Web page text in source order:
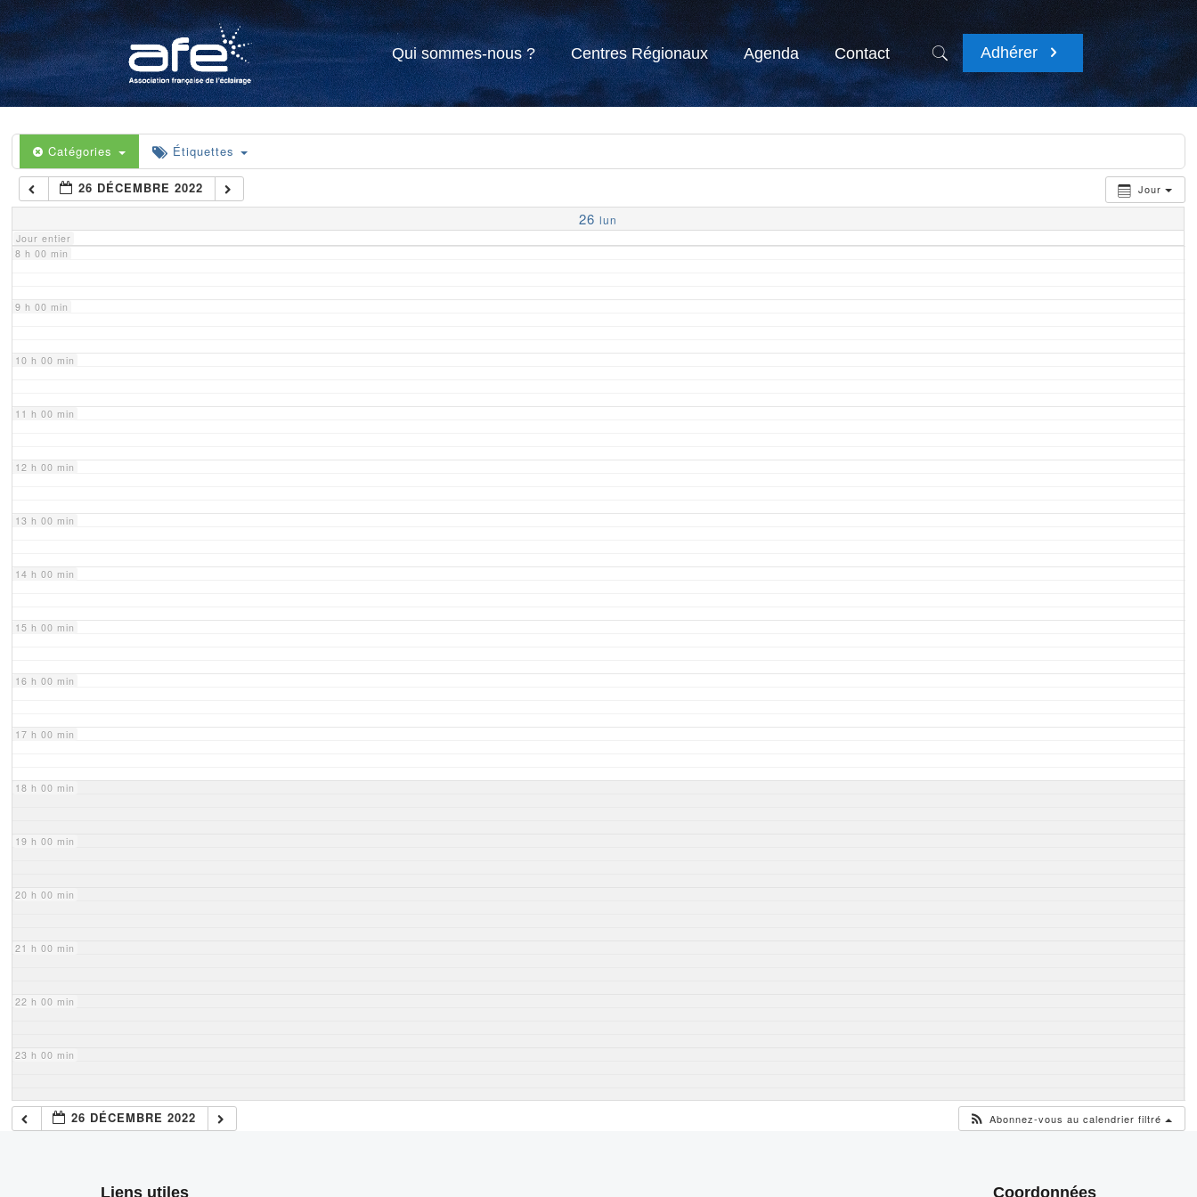
Qui sommes-nous ? Centres Régionaux Agenda Contact Adhérer
Catégories Étiquettes
Jour
26 DÉCEMBRE 2022
26 lun
Jour entier
4 h 00 min
5 h 00 min
6 h 00 min
7 h 00 min
8 h 00 min
9 h 00 min
10 h 00 min
11 h 00 min
12 h 00 min
13 h 00 min
14 h 00 min
15 h 00 min
16 h 00 min
17 h 00 min
18 h 00 min
19 h 00 min
20 h 00 min
21 h 00 min
22 h 00 min
23 h 00 min
26 DÉCEMBRE 2022 Abonnez-vous au calendrier filtré
Liens utiles Coordonnées